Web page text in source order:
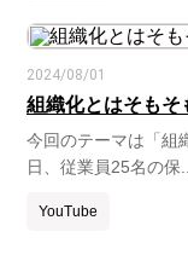
2024/08/01
組織化とはそもそ
今回のテーマは「組
日、従業員25名の保
YouTube